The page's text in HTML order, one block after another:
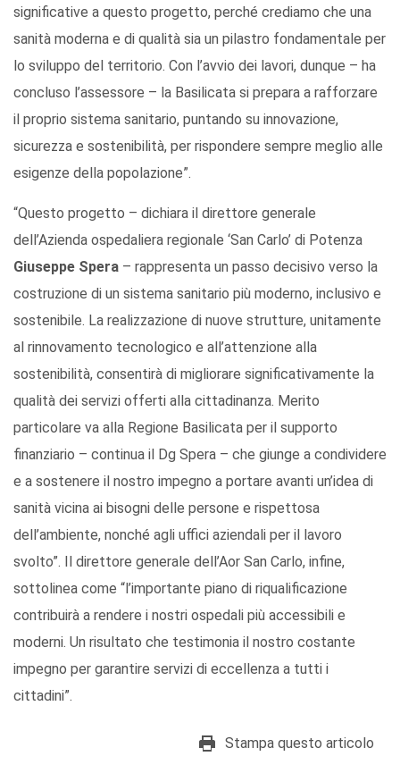
significative a questo progetto, perché crediamo che una
sanità moderna e di qualità sia un pilastro fondamentale per
lo sviluppo del territorio. Con l’avvio dei lavori, dunque – ha
concluso l’assessore – la Basilicata si prepara a rafforzare
il proprio sistema sanitario, puntando su innovazione,
sicurezza e sostenibilità, per rispondere sempre meglio alle
esigenze della popolazione”.
“Questo progetto – dichiara il direttore generale
dell’Azienda ospedaliera regionale ‘San Carlo’ di Potenza
Giuseppe Spera – rappresenta un passo decisivo verso la
costruzione di un sistema sanitario più moderno, inclusivo e
sostenibile. La realizzazione di nuove strutture, unitamente
al rinnovamento tecnologico e all’attenzione alla
sostenibilità, consentirà di migliorare significativamente la
qualità dei servizi offerti alla cittadinanza. Merito
particolare va alla Regione Basilicata per il supporto
finanziario – continua il Dg Spera – che giunge a condividere
e a sostenere il nostro impegno a portare avanti un’idea di
sanità vicina ai bisogni delle persone e rispettosa
dell’ambiente, nonché agli uffici aziendali per il lavoro
svolto”. Il direttore generale dell’Aor San Carlo, infine,
sottolinea come “l’importante piano di riqualificazione
contribuirà a rendere i nostri ospedali più accessibili e
moderni. Un risultato che testimonia il nostro costante
impegno per garantire servizi di eccellenza a tutti i
cittadini”.
Stampa questo articolo